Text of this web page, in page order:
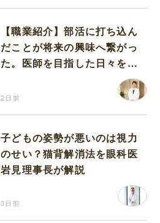
【職業紹介】部活に打ち込ん
だことが将来の興味へ繋がっ
た。医師を目指した日々を振
2日前
子どもの姿勢が悪いのは視力
のせい？猫背解消法を眼科医
岩見理事長が解説
3日前